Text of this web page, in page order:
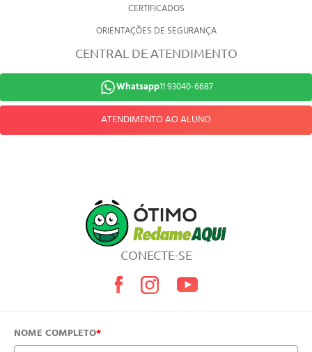
CERTIFICADOS
ORIENTAÇÕES DE SEGURANÇA
CENTRAL DE ATENDIMENTO
Whatsapp11 93040-6687
ATENDIMENTO AO ALUNO
CONECTE-SE
NOME COMPLETO*